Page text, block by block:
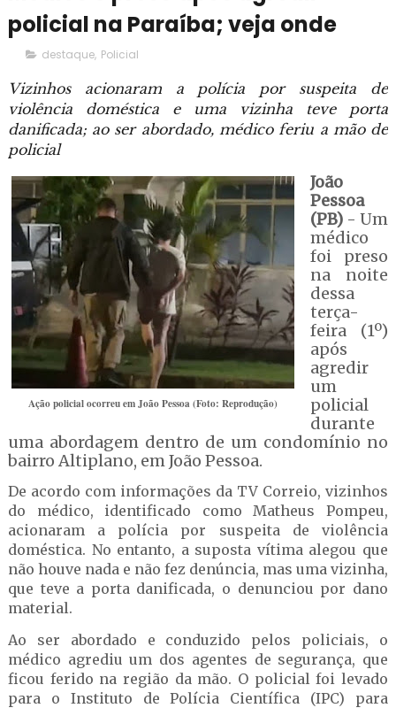
policial na Paraíba; veja onde
destaque, Policial
Vizinhos acionaram a polícia por suspeita de
violência doméstica e uma vizinha teve porta
danificada; ao ser abordado, médico feriu a mão de
policial
Ação policial ocorreu em João Pessoa (Foto: Reprodução)
João
Pessoa
(PB)- Um
médico
foi preso
na noite
dessa
terça-
feira (1º)
após
agredir
um
policial
durante
uma abordagem dentro de um condomínio no
bairro Altiplano, em João Pessoa.
De acordo com informações da TV Correio, vizinhos
do médico, identificado como Matheus Pompeu,
acionaram a polícia por suspeita de violência
doméstica. No entanto, a suposta vítima alegou que
não houve nada e não fez denúncia, mas uma vizinha,
que teve a porta danificada, o denunciou por dano
material.
Ao ser abordado e conduzido pelos policiais, o
médico agrediu um dos agentes de segurança, que
ficou ferido na região da mão. O policial foi levado
para o Instituto de Polícia Científica (IPC) para